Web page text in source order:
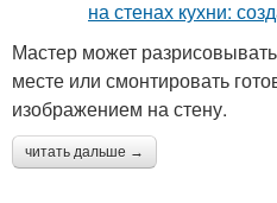
Мастер может
месте или смонтировать
изображением на стену.
читать дальше →